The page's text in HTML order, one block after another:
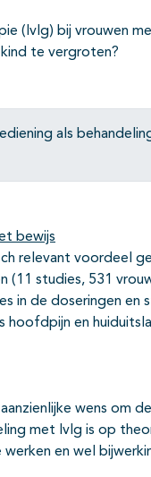
(IvIg) bij vrouwen
te vergroten?
als
bewijs
relevant voordeel
studies, 531
in de doseringen en
hoofdpijn en
wens om
met IvIg is op
en wel